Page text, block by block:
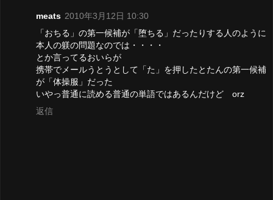
meats 2010年3月12日 10:30
「おちる」の第一候補が「堕ちる」だったりする人のように
本人の躾の問題なのでは・・・・
とか言ってるおいらが
携帯でメールうとうとして「た」を押したとたんの第一候補
が「体操服」だった
いやっ普通に読める普通の単語ではあるんだけど orz
返信